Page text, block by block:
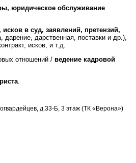
юридическое обслуживание
в суд, заявлений, претензий,
дарение, дарственная, поставки и др.),
исков, и т.д.
отношений / ведение кадровой
.
д.33-Б, 3 этаж (ТК «Верона»)